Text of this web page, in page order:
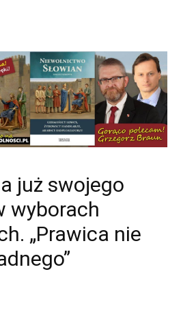
już swojego
wyborach
„Prawica nie